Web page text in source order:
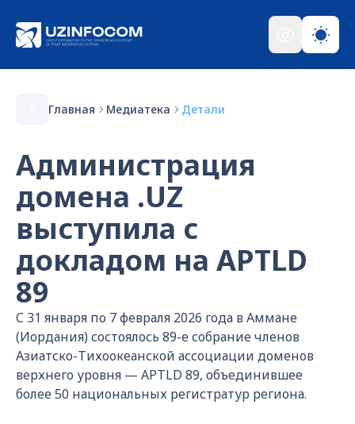
Главная Медиатека Детали
Администрация
домена .UZ
выступила с
докладом на APTLD
89
С 31 января по 7 февраля 2026 года в Аммане
(Иордания) состоялось 89-е собрание членов
Азиатско-Тихоокеанской ассоциации доменов
верхнего уровня — APTLD 89, объединившее
более 50 национальных регистратур региона.